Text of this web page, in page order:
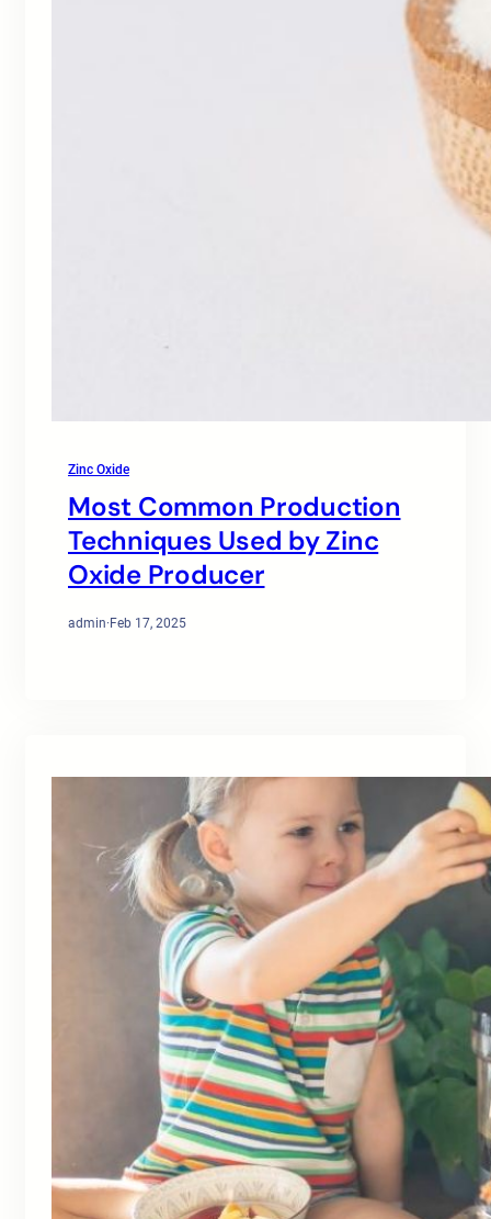
Zinc Oxide
Most Common Production
Techniques Used by Zinc
Oxide Producer
admin·Feb 17, 2025